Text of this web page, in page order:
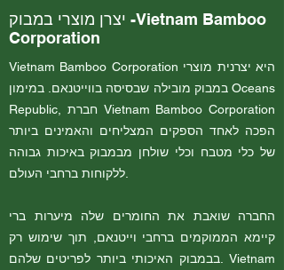
יצרן מוצרי במבוק -Vietnam Bamboo
Corporation
Vietnam Bamboo Corporation היא יצרנית מוצרי
במבוק מובילה שבסיסה בווייטנאם. במימון Oceans
Republic, חברת Vietnam Bamboo Corporation
הפכה לאחד הספקים המצליחים והאמינים ביותר
של כלי מטבח וכלי שולחן מבמבוק באיכות גבוהה
החברה שואבת את החומרים שלה מיערות ברי
קיימא הממוקמים ברחבי וייטנאם, תוך שימוש רק
בבמבוק האיכותי ביותר לפריטים שלהם. Vietnam